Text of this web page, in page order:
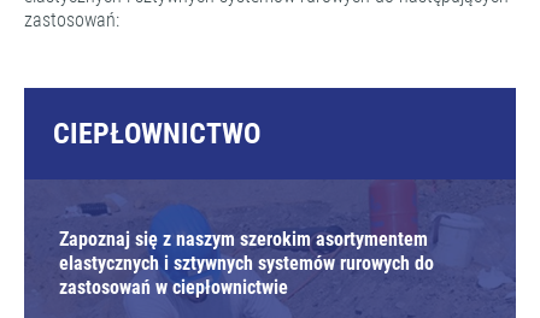
zastosowań:
CIEPŁOWNICTWO
Zapoznaj się z naszym szerokim asortymentem
elastycznych i sztywnych systemów rurowych do
zastosowań w ciepłownictwie